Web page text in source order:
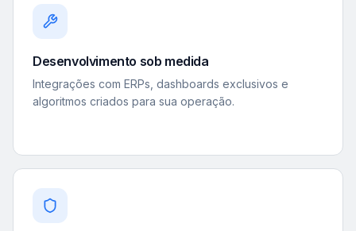
Desenvolvimento sob medida
Integrações com ERPs, dashboards exclusivos e
algoritmos criados para sua operação.